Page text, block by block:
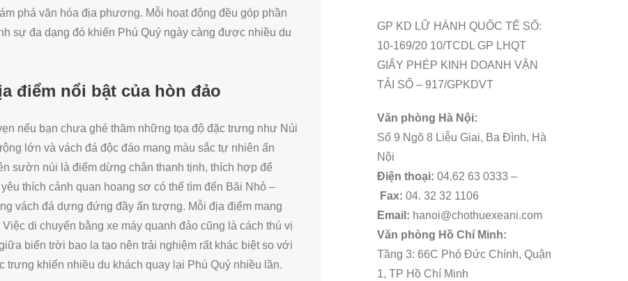
phá văn hóa địa phương. Mỗi hoạt động đều góp phần
sự đa dạng đó khiến Phú Quý ngày càng được nhiều du
điểm nổi bật của hòn đảo
nếu bạn chưa ghé thăm những tọa độ đặc trưng như Núi
lớn và vách đá độc đáo mang màu sắc tự nhiên ấn
sườn núi là điểm dừng chân thanh tịnh, thích hợp để
thích cảnh quan hoang sơ có thể tìm đến Bãi Nhỏ –
vách đá dựng đứng đầy ấn tượng. Mỗi địa điểm mang
di chuyển bằng xe máy quanh đảo cũng là cách thú vị
biển trời bao la tạo nên trải nghiệm rất khác biệt so với
khiến nhiều du khách quay lại Phú Quý nhiều lần.
GP KD LỮ HÀNH QUỐC TẾ SỐ:
10-169/20 10/TCDL GP LHQT
GIẤY PHÉP KINH DOANH VẬN
TẢI SỐ – 917/GPKDVT
Văn phòng Hà Nội:
Số 9 Ngõ 8 Liễu Giai, Ba Đình, Hà
Nội
Điện thoại: 04.62 63 0333 –
Fax: 04. 32 32 1106
Email: hanoi@chothuexeani.com
Văn phòng Hồ Chí Minh:
Tầng 3: 66C Phó Đức Chính, Quận
1, TP Hồ Chí Minh